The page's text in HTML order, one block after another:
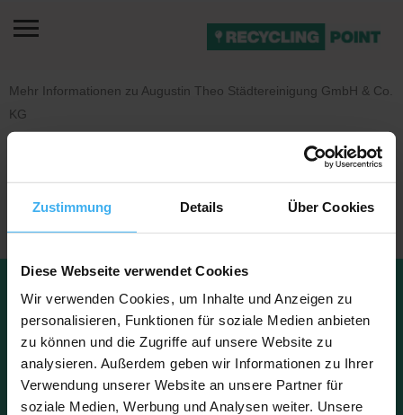
Zustimmung Details Über Cookies
Diese Webseite verwendet Cookies
Wir verwenden Cookies, um Inhalte und Anzeigen zu
personalisieren, Funktionen für soziale Medien anbieten
zu können und die Zugriffe auf unsere Website zu
analysieren. Außerdem geben wir Informationen zu Ihrer
Verwendung unserer Website an unsere Partner für
soziale Medien, Werbung und Analysen weiter. Unsere
Mehr Informationen zu Augustin Theo Städtereinigung GmbH & Co.
KG
Es sind noch keine Bilder vorhanden.
Copyright © 2023 Recyclingpoint